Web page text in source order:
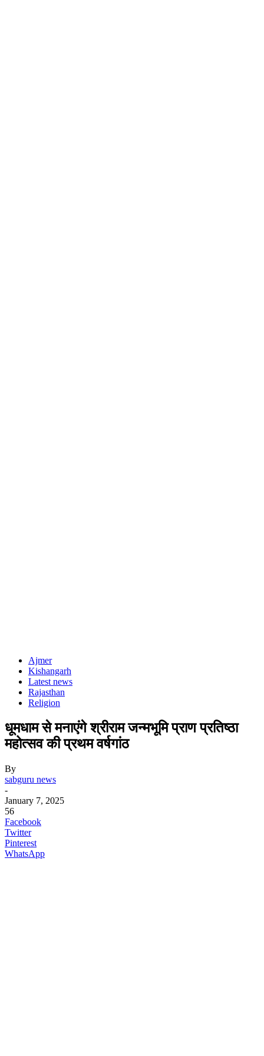
Ajmer
Kishangarh
Latest news
Rajasthan
Religion
धूमधाम से मनाएंगे श्रीराम जन्मभूमि प्राण प्रतिष्ठा
महोत्सव की प्रथम वर्षगांठ
By
sabguru news
-
January 7, 2025
56
Facebook
Twitter
Pinterest
WhatsApp